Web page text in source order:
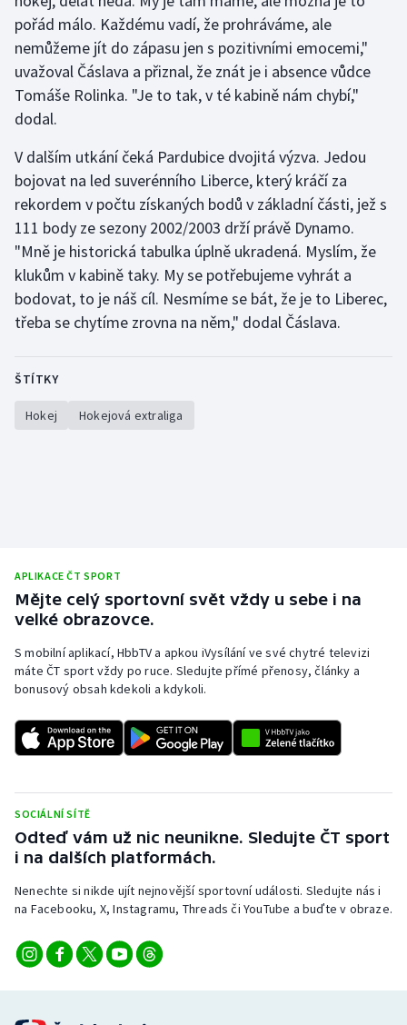
Stolní tenis
Triatlon
Veslování
Vodní slalom
Volejbal
Ostatní
pořád málo. Každému vadí, že prohráváme, ale
nemůžeme jít do zápasu jen s pozitivními emocemi,"
uvažoval Čáslava a přiznal, že znát je i absence vůdce
Tomáše Rolinka. "Je to tak, v té kabině nám chybí,"
dodal.
V dalším utkání čeká Pardubice dvojitá výzva. Jedou
bojovat na led suverénního Liberce, který kráčí za
rekordem v počtu získaných bodů v základní části, jež s
111 body ze sezony 2002/2003 drží právě Dynamo.
"Mně je historická tabulka úplně ukradená. Myslím, že
klukům v kabině taky. My se potřebujeme vyhrát a
bodovat, to je náš cíl. Nesmíme se bát, že je to Liberec,
třeba se chytíme zrovna na něm," dodal Čáslava.
ŠTÍTKY
Hokej Hokejová extraliga
APLIKACE ČT SPORT
Mějte celý sportovní svět vždy u sebe i na
velké obrazovce.
S mobilní aplikací, HbbTV a apkou iVysílání ve své chytré televizi
máte ČT sport vždy po ruce. Sledujte přímé přenosy, články a
bonusový obsah kdekoli a kdykoli.
SOCIÁLNÍ SÍTĚ
Odteď vám už nic neunikne. Sledujte ČT sport
i na dalších platformách.
Nenechte si nikde ujít nejnovější sportovní události. Sledujte nás i
na Facebooku, X, Instagramu, Threads či YouTube a buďte v obraze.